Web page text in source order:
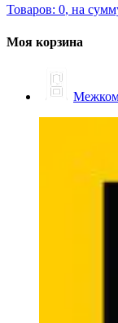
Товаров: 0, на
Моя корзина